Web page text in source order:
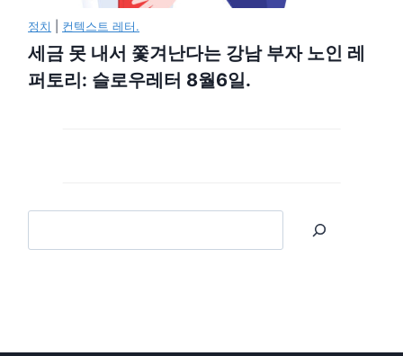
정치 컨텍스트 레터.
세금 못 내서 쫓겨난다는 강남 부자 노인 레
퍼토리: 슬로우레터 8월6일.